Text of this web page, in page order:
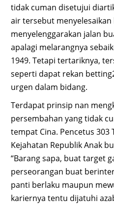
tidak cuman disetujui
air tersebut menyelesaikan
menyelenggarakan jalan
apalagi melarangnya
1949. Tetapi tertariknya,
seperti dapat rekan
urgen dalam bidang.
Terdapat prinsip nan
persembahan yang tidak
tempat Cina. Pencetus 303
Kejahatan Republik Anak
“Barang sapa, buat target
perseorangan buat
panti berlaku maupun
kariernya tentu dijatuhi